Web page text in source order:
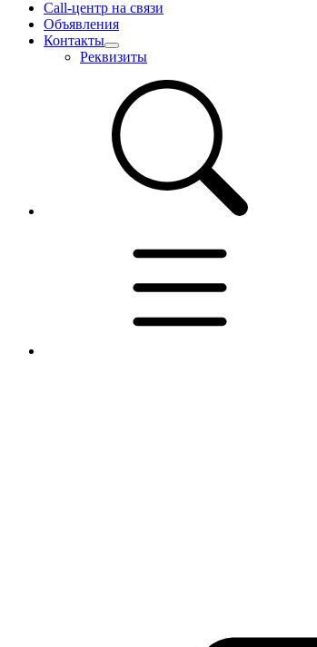
Call-центр на связи
Объявления
Контакты
Реквизиты